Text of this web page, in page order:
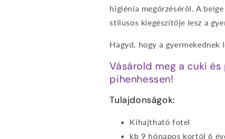
higiénia megőrzéséről. A
stílusos kiegészítője lesz a
Hagyd, hogy a
Vásárold meg a cuki
pihenhessen!
Tulajdonságok:
Kihajtható fotel
kb 9 hónapos kortól 6